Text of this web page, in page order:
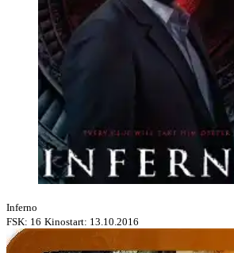
Inferno
FSK: 16 Kinostart: 13.10.2016